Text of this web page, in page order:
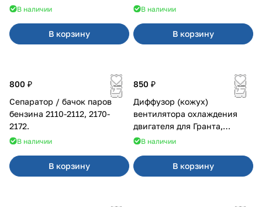
стеклоподъемников для
В наличии
В корзину
Приора 2170 Panasonic
В наличии
В корзину
800 ₽
Сепаратор / бачок паров
бензина 2110-2112, 2170-
2172.
В наличии
В корзину
850 ₽
Диффузор (кожух)
вентилятора охлаждения
двигателя для Гранта,
Калина-2, Датсун нового
В наличии
В корзину